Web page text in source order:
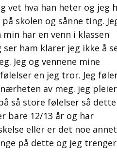
vet hva han heter og jeg
skolen og sånne ting.
har en venn i klassen
ham klarer jeg ikke å
Jeg og vennene mine
en jeg tror. Jeg
av meg. jeg pleier
så store følelser så dette
bare 12/13 år og har
eller er det noe
på dette og jeg trenger